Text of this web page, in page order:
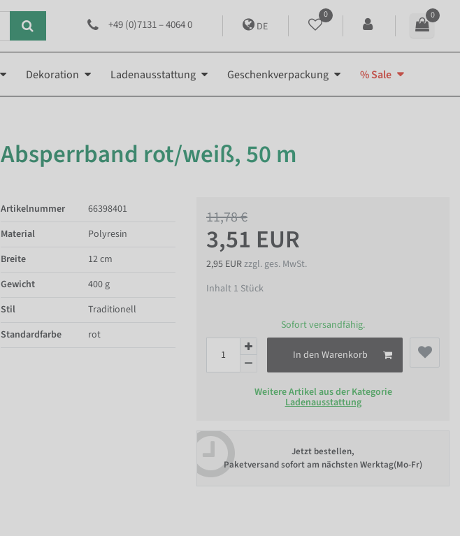
+49 (0)7131 – 4064 0 DE
0 0
Dekoration Ladenausstattung Geschenkverpackung % Sale
Absperrband rot/weiß, 50 m
11,78 €
3,51 EUR
2,95 EURzzgl. ges. MwSt.
Inhalt 1 Stück
Sofort versandfähig.
In den Warenkorb
Weitere Artikel aus der Kategorie
Ladenausstattung
Jetzt bestellen,
Paketversand sofort am nächsten Werktag(Mo-Fr)
Artikelnummer
66398401
Material
Polyresin
Breite
12 cm
Gewicht
400 g
Stil
Traditionell
Standardfarbe
rot